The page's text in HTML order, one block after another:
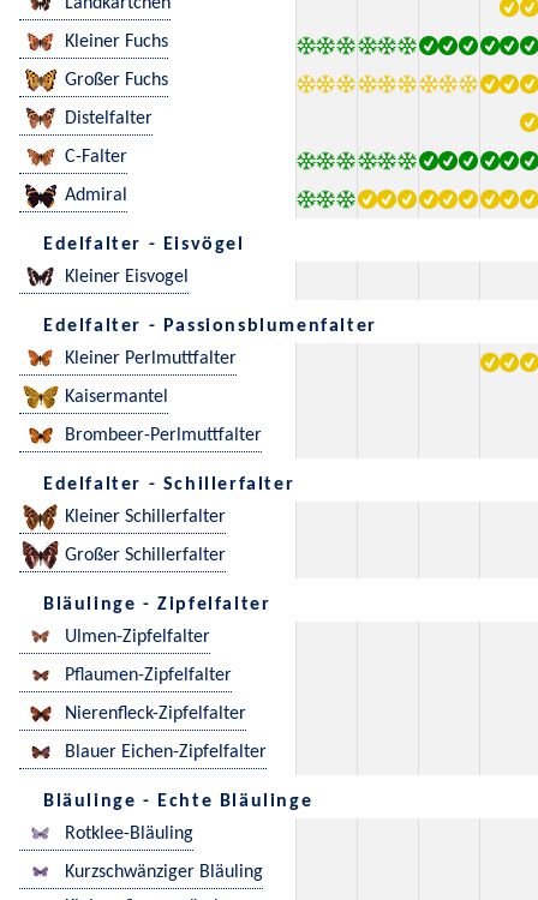
Kleiner Fuchs
Großer Fuchs
Distelfalter
C-Falter
Admiral
Edelfalter - Eisvögel
Kleiner Eisvogel
Edelfalter - Passionsblumenfalter
Kleiner Perlmuttfalter
Kaisermantel
Brombeer-Perlmuttfalter
Edelfalter - Schillerfalter
Kleiner Schillerfalter
Großer Schillerfalter
Bläulinge - Zipfelfalter
Ulmen-Zipfelfalter
Pflaumen-Zipfelfalter
Nierenfleck-Zipfelfalter
Blauer Eichen-Zipfelfalter
Bläulinge - Echte Bläulinge
Rotklee-Bläuling
Kurzschwänziger Bläuling